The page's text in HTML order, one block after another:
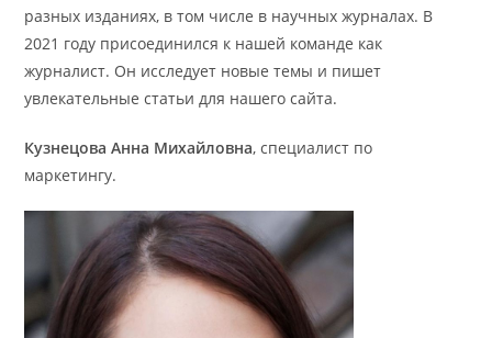
разных изданиях, в том числе в научных журналах. В
2021 году присоединился к нашей команде как
журналист. Он исследует новые темы и пишет
увлекательные статьи для нашего сайта.
Кузнецова Анна Михайловна, специалист по
маркетингу.